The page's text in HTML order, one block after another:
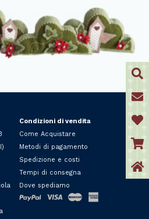
Condizioni di vendita
Come Acquistare
Metodi di pagamento
Spedizione e costi
Tempi di consegna
Dove spediamo